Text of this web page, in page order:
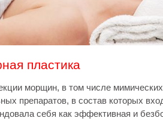
пластика
морщин, в том числе
препаратов, в состав которых
себя как эффективная и